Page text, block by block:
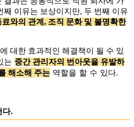
째 이유는 보상이지만, 두 번째 이유
와의 관계, 조직 문화 및 불명확한
대한 효과적인 해결책이 될 수 있
는 중간 관리자의 번아웃을 유발하
해소해 주는 역할을 할 수 있다.
다.